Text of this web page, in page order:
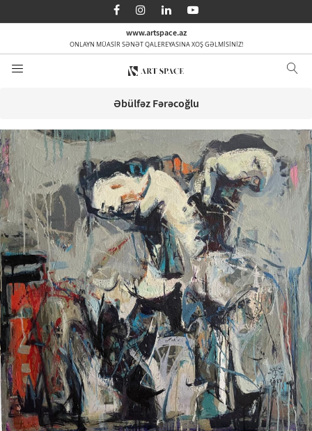
www.artspace.az
ONLAYN MÜASİR SƏNƏT QALEREYASINA XOŞ GƏLMİSİNİZ!
AZ EN RU
Kateqoriyalar
Sifarişlə
Media
Əlaqə
Əbülfəz Fərəcoğlu